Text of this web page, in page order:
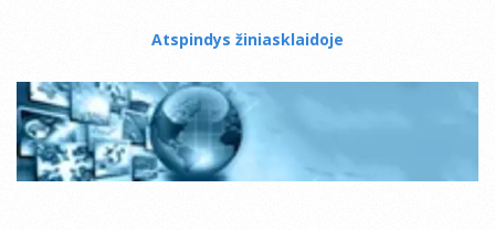
Atspindys žiniasklaidoje